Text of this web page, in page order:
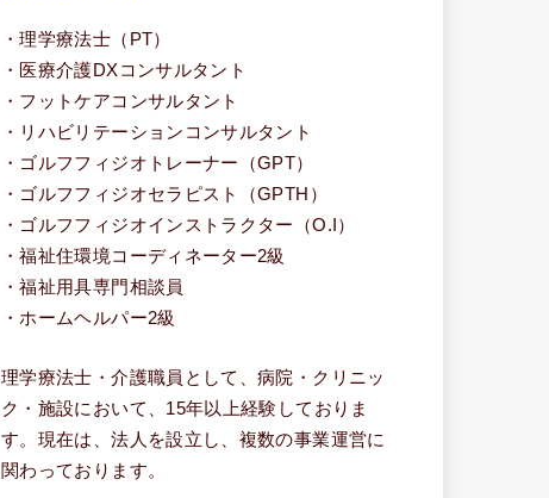
・理学療法士（PT）
・医療介護DXコンサルタント
・フットケアコンサルタント
・リハビリテーションコンサルタント
・ゴルフフィジオトレーナー（GPT）
・ゴルフフィジオセラピスト（GPTH）
・ゴルフフィジオインストラクター（O.I）
・福祉住環境コーディネーター2級
・福祉用具専門相談員
・ホームヘルパー2級
理学療法士・介護職員として、病院・クリニッ
ク・施設において、15年以上経験しておりま
す。現在は、法人を設立し、複数の事業運営に
関わっております。